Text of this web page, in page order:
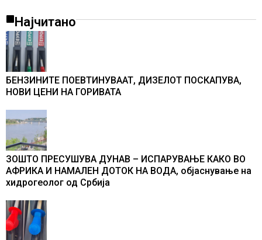
Најчитано
БЕНЗИНИТЕ ПОЕВТИНУВААТ, ДИЗЕЛОТ ПОСКАПУВА,
НОВИ ЦЕНИ НА ГОРИВАТА
ЗОШТО ПРЕСУШУВА ДУНАВ – ИСПАРУВАЊЕ КАКО ВО
АФРИКА И НАМАЛЕН ДОТОК НА ВОДА, објаснување на
хидрогеолог од Србија